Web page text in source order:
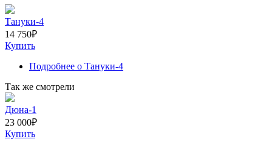
Тануки-4
14 750₽
Купить
Подробнее о Тануки-4
Так же смотрели
Дюна-1
23 000₽
Купить